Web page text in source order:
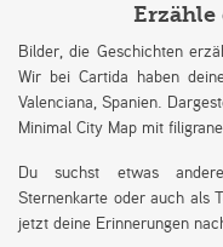
Erzähle
Bilder, die Geschichten
Wir bei Cartida haben
Valenciana, Spanien.
Minimal City Map mit
Du suchst etwas
Sternenkarte oder auch als
jetzt deine Erinnerungen